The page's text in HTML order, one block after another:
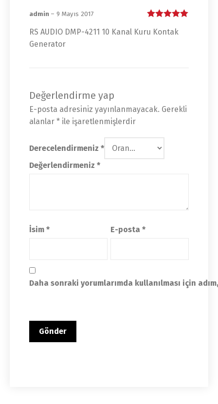
oy aldı
admin – 9 Mayıs 2017
RS AUDIO DMP-4211 10 Kanal Kuru Kontak
Generator
Değerlendirme yap
E-posta adresiniz yayınlanmayacak. Gerekli
alanlar * ile işaretlenmişlerdir
Derecelendirmeniz *
Değerlendirmeniz *
İsim * E-posta*
Daha sonraki yorumlarımda kullanılması için